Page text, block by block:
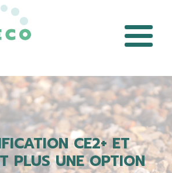
CE2+ ET
PLUS UNE OPTION